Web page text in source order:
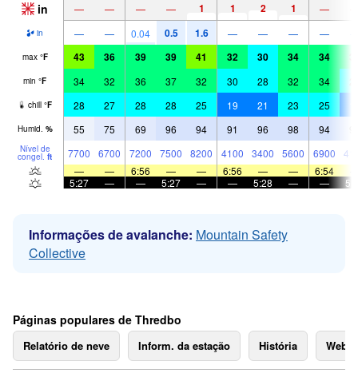
in — — — — 1 1 2 1 —
in — — 0.04 0.5 1.6 — — — —
max °F 43 36 39 39 41 32 30 34 34
min °F 34 32 36 37 32 30 28 32 34
chill °F 28 27 28 28 25 19 21 23 25
Humid. % 55 75 69 96 94 91 96 98 94
Nível de
congel. ft 7700 6700 7200 7500 8200 4100 3400 5600 6900
—
— 6:56 — — 6:56 — — 6:54
5:27
— — 5:27 — — 5:28 — —
Informações de avalanche: Mountain Safety
Collective
Páginas populares de Thredbo
Relatório de neve Inform. da estação História